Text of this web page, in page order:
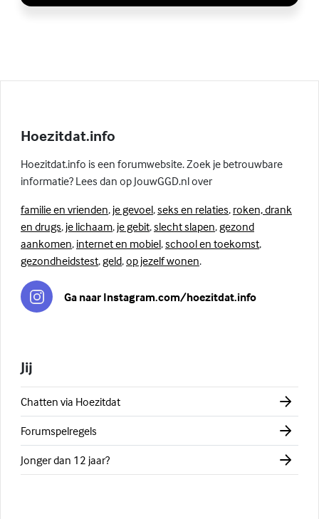
Hoezitdat.info
Hoezitdat.info is een forumwebsite. Zoek je betrouwbare
informatie? Lees dan op JouwGGD.nl over
familie en vrienden, je gevoel,seks en relaties, roken, drank
en drugs, je lichaam, je gebit,slecht slapen,gezond
aankomen, internet en mobiel,school en toekomst,
gezondheidstest,geld,op jezelf wonen.
Ga naar Instagram.com/hoezitdat.info
Jij
Chatten via Hoezitdat
Forumspelregels
Jonger dan 12 jaar?